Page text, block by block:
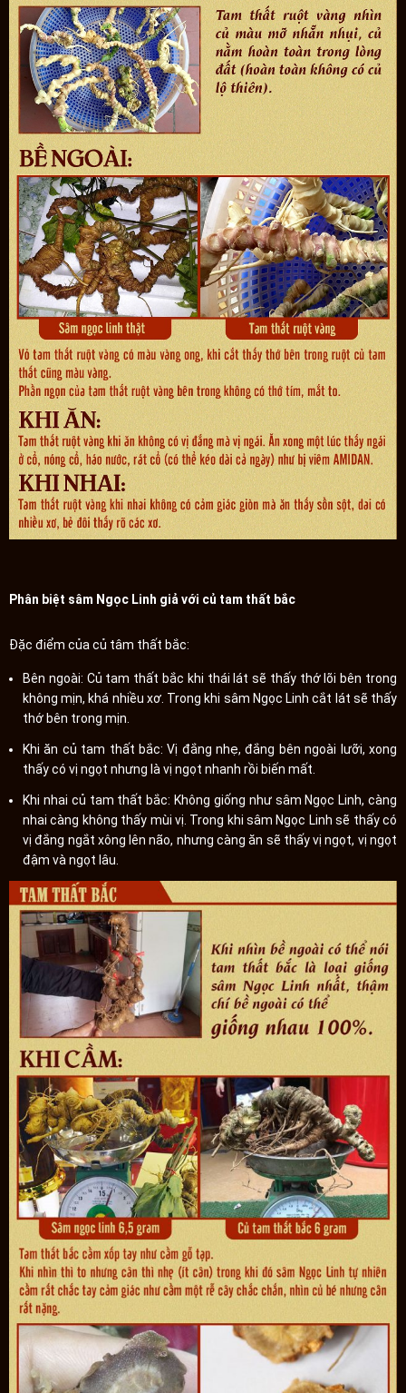
Phân biệt sâm Ngọc Linh giả với củ tam thất bắc
Đặc điểm của củ tâm thất bắc:
Bên ngoài: Củ tam thất bắc khi thái lát sẽ thấy thớ lõi bên trong
không mịn, khá nhiều xơ. Trong khi sâm Ngọc Linh cắt lát sẽ thấy
thớ bên trong mịn.
Khi ăn củ tam thất bắc: Vị đắng nhẹ, đắng bên ngoài lưỡi, xong
thấy có vị ngọt nhưng là vị ngọt nhanh rồi biến mất.
Khi nhai củ tam thất bắc: Không giống như sâm Ngọc Linh, càng
nhai càng không thấy mùi vị. Trong khi sâm Ngọc Linh sẽ thấy có
vị đắng ngắt xông lên não, nhưng càng ăn sẽ thấy vị ngọt, vị ngọt
đậm và ngọt lâu.